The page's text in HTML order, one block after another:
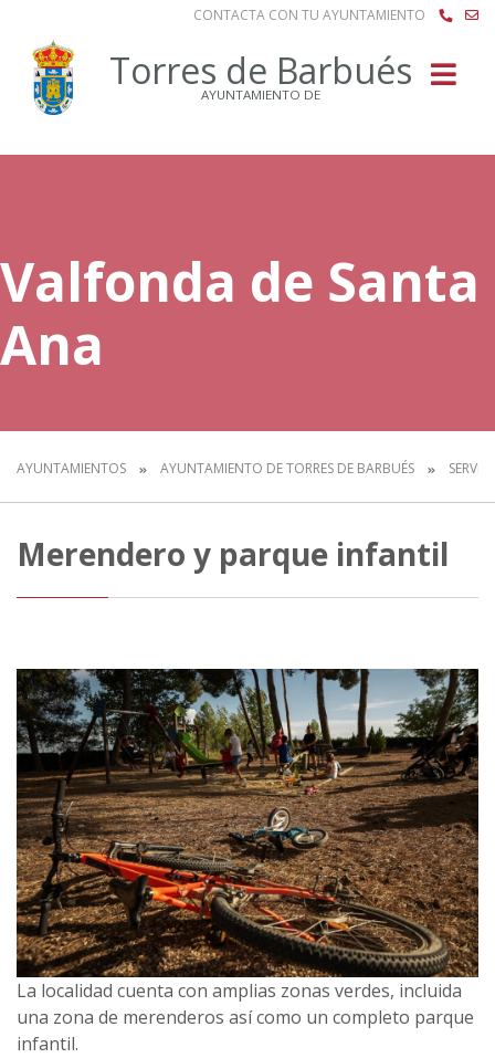
CONTACTA CON TU AYUNTAMIENTO
Torres de Barbués
AYUNTAMIENTO DE
Valfonda de Santa
Ana
AYUNTAMIENTOS AYUNTAMIENTO DE TORRES DE BARBUÉS
Merendero y parque infantil
La localidad cuenta con amplias zonas verdes, incluida
una zona de merenderos así como un completo parque
infantil.